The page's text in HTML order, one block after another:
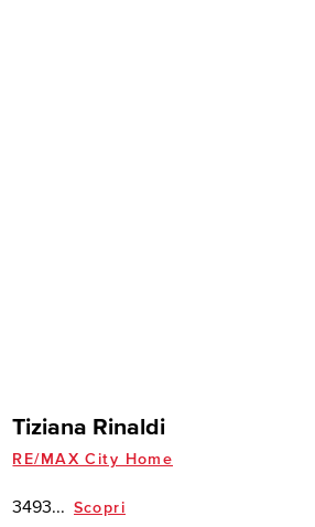
Tiziana Rinaldi
RE/MAX City Home
3493... Scopri